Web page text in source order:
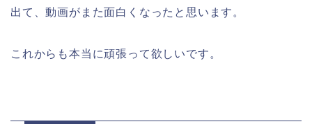
出て、動画がまた面白くなったと思います。
これからも本当に頑張って欲しいです。